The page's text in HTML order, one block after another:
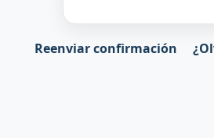
Reenviar confirmación